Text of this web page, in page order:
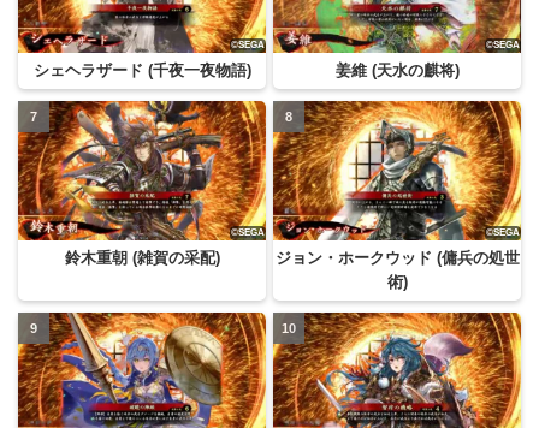
シェヘラザード (千夜一夜物語) 姜維 (天水の麒将)
鈴木重朝 (雑賀の采配)
ジョン・ホークウッド (傭兵の処世
術)